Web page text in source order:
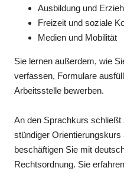
Ausbildung und
Freizeit und soziale
Medien und Mobilität
Sie lernen außerdem, wie
verfassen, Formulare
Arbeitsstelle bewerben.
An den Sprachkurs
stündiger
beschäftigen Sie mit
Rechtsordnung. Sie